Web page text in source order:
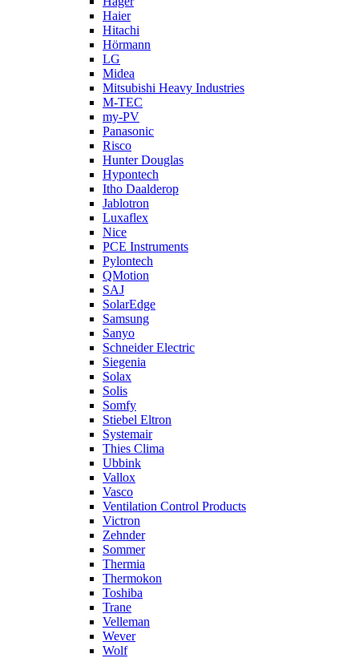
Haier
Hitachi
Hörmann
LG
Midea
Mitsubishi Heavy Industries
M-TEC
my-PV
Panasonic
Risco
Hunter Douglas
Hypontech
Itho Daalderop
Jablotron
Luxaflex
Nice
PCE Instruments
Pylontech
QMotion
SAJ
SolarEdge
Samsung
Sanyo
Schneider Electric
Siegenia
Solax
Solis
Somfy
Stiebel Eltron
Systemair
Thies Clima
Ubbink
Vallox
Vasco
Ventilation Control Products
Victron
Zehnder
Sommer
Thermia
Thermokon
Toshiba
Trane
Velleman
Wever
Wolf